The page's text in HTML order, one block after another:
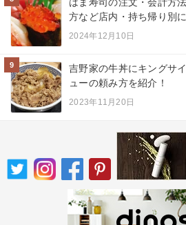
方など店内・持ち帰り別に
2024年12月10日
9
吉野家の牛丼にキングサ
ューの頼み方を紹介！
2023年11月20日